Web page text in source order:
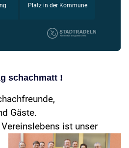
schachmatt !
Gäste.
ist unser